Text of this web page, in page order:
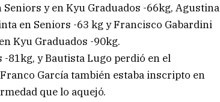
y en Kyu Graduados -66kg, Agustina
en Seniors -63 kg y Francisco Gabardini
Kyu Graduados -90kg.
-81kg, y Bautista Lugo perdió en el
García también estaba inscripto en
que lo aquejó.